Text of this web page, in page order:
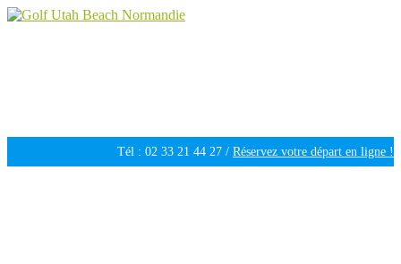
Tél : 02 33 21 44 27 / Réservez votre départ en ligne !